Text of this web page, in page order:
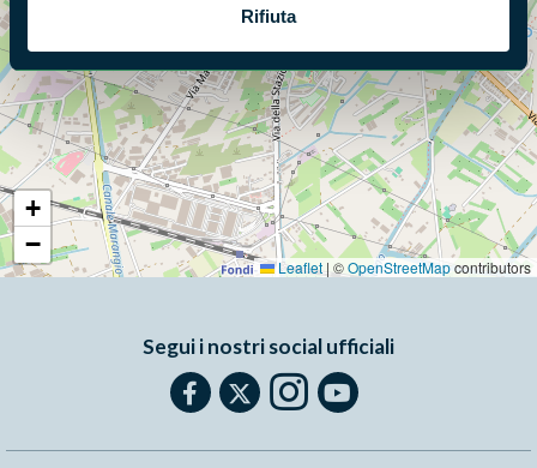
Rifiuta
+
−
Leaflet | ©OpenStreetMapcontributors
Segui i nostri social ufficiali